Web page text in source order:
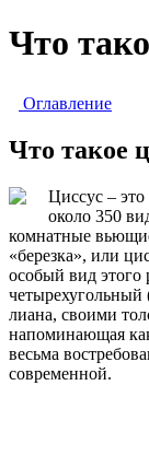
Что
Оглавление
Что такое
Циссус –
около 350
комнатные
«березка», или
особый вид этого
лиана, своими
напоминающая
весьма
современной.